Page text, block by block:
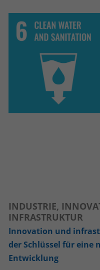
INDUSTRIE,
INFRASTRUKTUR
Innovation und
der Schlüssel für eine
Entwicklung